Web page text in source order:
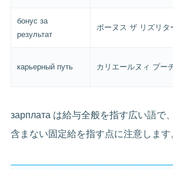
бонус за
результат
ボーヌス ザ リズリタ
карьерный путь カリエールヌィ プー
зарплата は給与全般を指す広い語で
含まない固定給を指す点に注意します